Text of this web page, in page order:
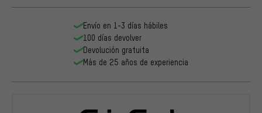
Envío en 1-3 días hábiles
100 días devolver
Devolución gratuita
Más de 25 años de experiencia